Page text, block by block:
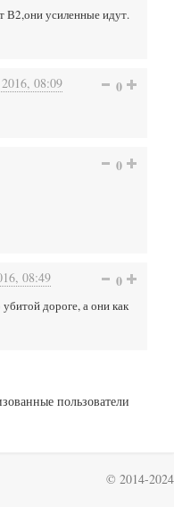
В2,они усиленные идут.
08:09 0
0
08:49 0
дороге, а они как
пользователи
© 2014-2024